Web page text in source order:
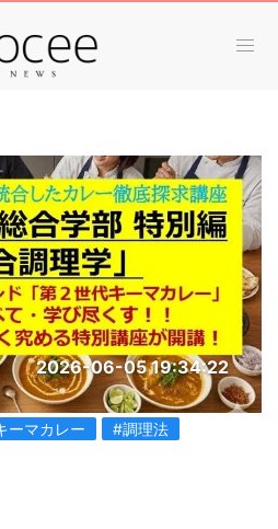
2026-06-05 19:34:22
ーマカレー #調理法